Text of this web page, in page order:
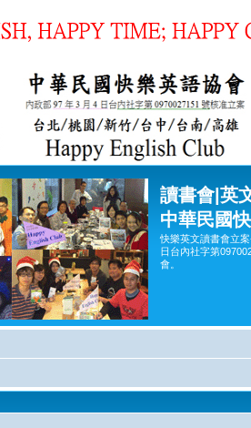
讀書會|英
中華民國
快樂英文讀書會立
日台內社字第
會。